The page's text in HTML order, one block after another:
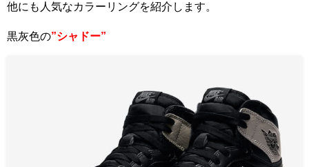
他にも人気なカラーリングを紹介します。
黒灰色の”シャドー”